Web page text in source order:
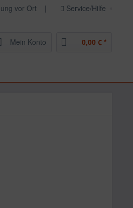
vor Ort | Service/Hilfe
Mein Konto 0,00 € *